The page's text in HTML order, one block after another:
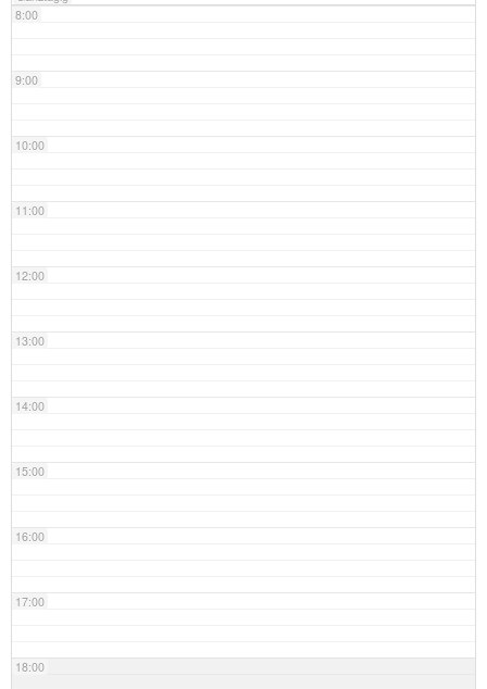
8:00
9:00
10:00
11:00
12:00
13:00
14:00
15:00
16:00
17:00
18:00